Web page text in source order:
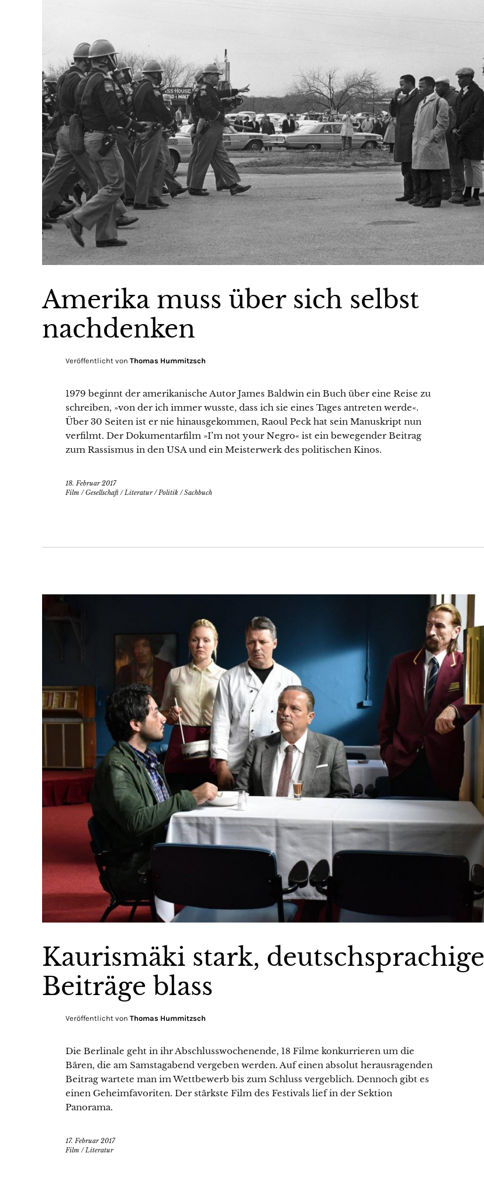
Amerika muss über sich selbst
nachdenken
Veröffentlicht von Thomas Hummitzsch
1979 beginnt der amerikanische Autor James Baldwin ein Buch über eine Reise zu
schreiben, »von der ich immer wusste, dass ich sie eines Tages antreten werde«.
Über 30 Seiten ist er nie hinausgekommen, Raoul Peck hat sein Manuskript nun
verfilmt. Der Dokumentarfilm »I’m not your Negro« ist ein bewegender Beitrag
zum Rassismus in den USA und ein Meisterwerk des politischen Kinos.
18. Februar 2017
Film /Gesellschaft /Literatur/Politik /Sachbuch
Kaurismäki stark, deutschsprachige
Beiträge blass
Veröffentlicht von Thomas Hummitzsch
Die Berlinale geht in ihr Abschlusswochenende, 18 Filme konkurrieren um die
Bären, die am Samstagabend vergeben werden. Auf einen absolut herausragenden
Beitrag wartete man im Wettbewerb bis zum Schluss vergeblich. Dennoch gibt es
einen Geheimfavoriten. Der stärkste Film des Festivals lief in der Sektion
Panorama.
17. Februar 2017
Film / Literatur